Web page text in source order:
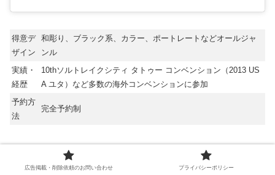
得意デ
ザイン
和彫り、ブラック系、カラー、ポートレートなどオールジャ
ンル
実績・
経歴
10thソルトレイクシティ タトゥー コンベンション（2013 US
A ユタ）など多数の海外コンベンションに参加
予約方
法
完全予約制
【在籍彫師】
広告掲載・削除依頼のお問い合わせ プライバシーポリシー